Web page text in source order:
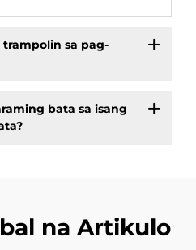
sa pag-
bata sa isang
na Artikulo